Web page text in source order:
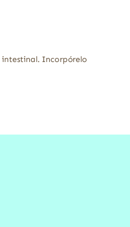
intestinal. Incorpórelo